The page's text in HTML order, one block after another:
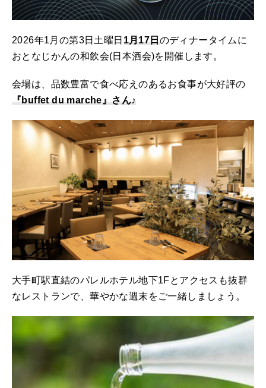
2026年1月の第3日土曜日 1月17日のディナータイムに
おとなじかんの和飲会(日本酒会)を開催します。
会場は、品数豊富で食べ応えのあるお食事が大好評の
『buffet du marche』さん♪
大手町駅直結のパレルホテル地下1Fとアクセスも抜群
なレストランで、華やかな週末をご一緒しましょう。